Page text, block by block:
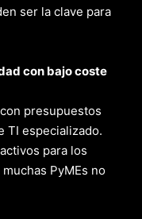
ser la clave para
con bajo coste
presupuestos
TI especializado.
para los
PyMEs no